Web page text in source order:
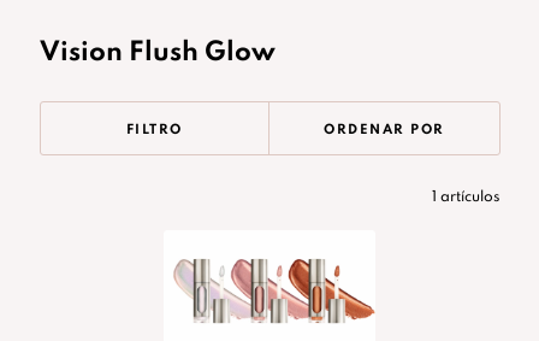
Vision Flush Glow
FILTRO ORDENAR POR
1 artículos